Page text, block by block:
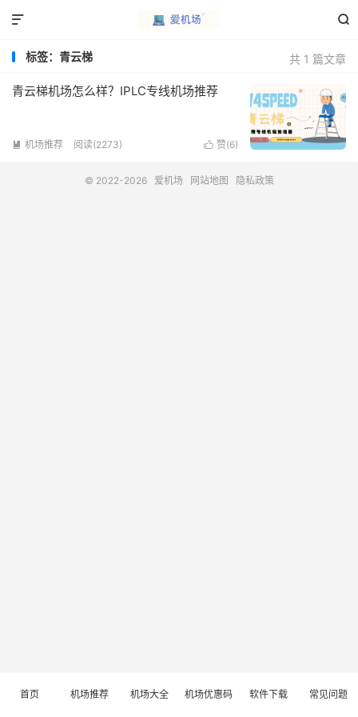


共 1 篇文章
标签：青云梯
青云梯机场怎么样？IPLC专线机场推荐
 赞(6)
 机场推荐 阅读(2273)
© 2022-2026 爱机场 网站地图 隐私政策
首页 机场推荐 机场大全 机场优惠码 软件下载 常见问题